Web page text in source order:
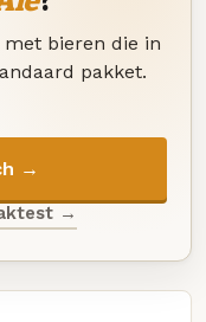
met bieren die in
pakket.
→
→